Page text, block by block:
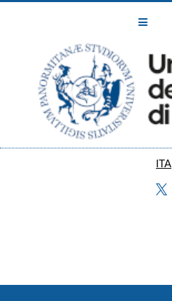
Toggle
ITA